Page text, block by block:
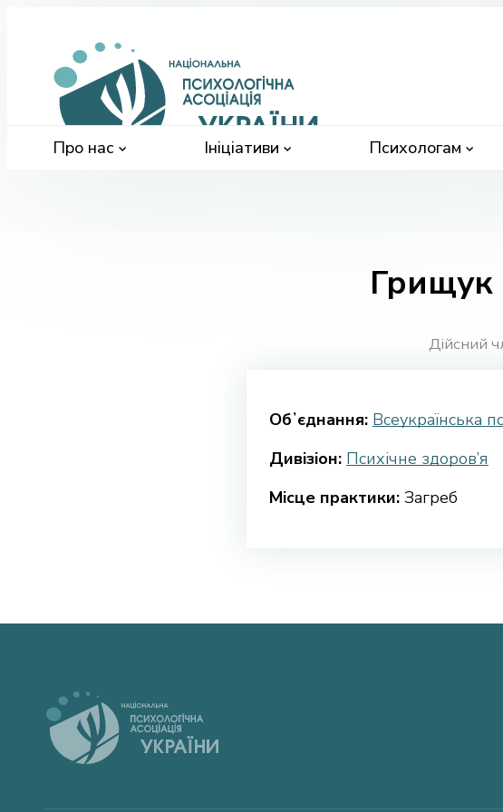
Про нас
Ініціативи Психологам
Грищук
Дійсний
Обʼєднання: Всеукраїнська
Дивізіон: Психічне здоров’я
Місце практики: Загреб